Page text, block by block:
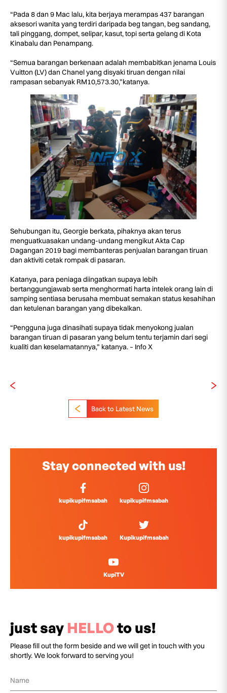
“Pada 8 dan 9 Mac lalu, kita berjaya merampas 437 barangan
aksesori wanita yang terdiri daripada beg tangan, beg sandang,
tali pinggang, dompet, selipar, kasut, topi serta gelang di Kota
Kinabalu dan Penampang.
“Semua barangan berkenaan adalah membabitkan jenama Louis
Vuitton (LV) dan Chanel yang disyaki tiruan dengan nilai
rampasan sebanyak RM10,573.30,”katanya.
Sehubungan itu, Georgie berkata, pihaknya akan terus
menguatkuasakan undang-undang mengikut Akta Cap
Dagangan 2019 bagi membanteras penjualan barangan tiruan
dan aktiviti cetak rompak di pasaran.
Katanya, para peniaga diingatkan supaya lebih
bertanggungjawab serta menghormati harta intelek orang lain di
samping sentiasa berusaha membuat semakan status kesahihan
dan ketulenan barangan yang dibekalkan.
“Pengguna juga dinasihati supaya tidak menyokong jualan
barangan tiruan di pasaran yang belum tentu terjamin dari segi
kualiti dan keselamatannya,” katanya. – Info X
Back to Latest News
Stay connected with us!
kupikupifmsabah kupikupifmsabah
kupikupifmsabah Kupikupifmsabah
KupiTV
just say HELLOto us!
Please fill out the form beside and we will get in touch with you
shortly. We look forward to serving you!